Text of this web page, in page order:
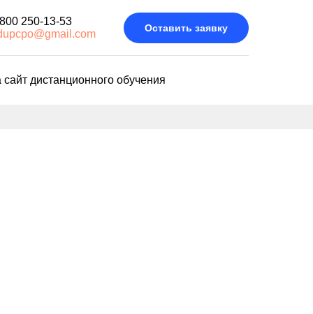
250-13-53
Оставить заявку
дистанционного обучения